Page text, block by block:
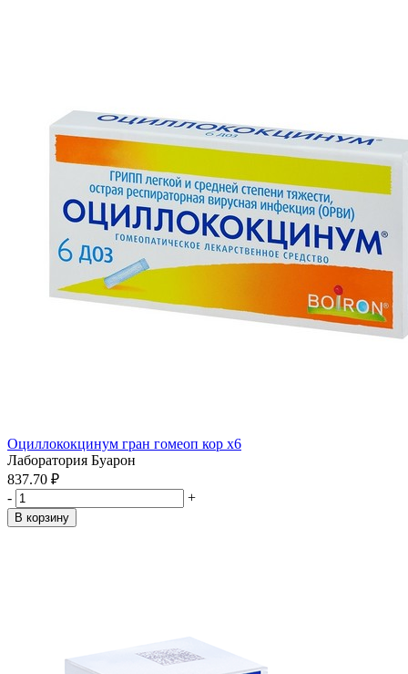
Оциллококцинум гран гомеоп кор x6
Лаборатория Буарон
837.70 ₽
-
+
В корзину